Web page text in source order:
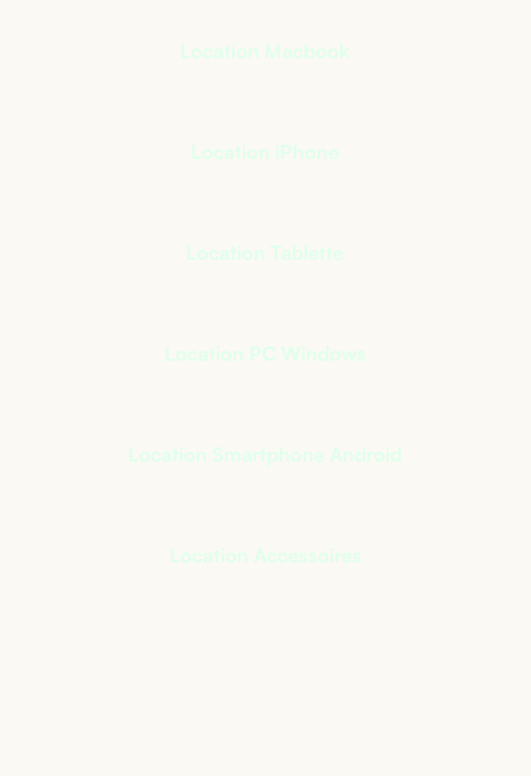
Location Macbook
Location iPhone
Location Tablette
Location PC Windows
Location Smartphone Android
Location Accessoires